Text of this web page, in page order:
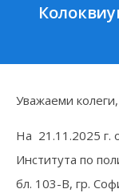
Уважаеми колеги,
На 21.11.2025 г.
Института по
бл. 103-В, гр.